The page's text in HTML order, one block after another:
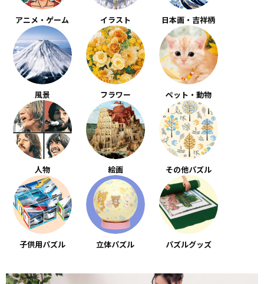
アニメ・ゲーム イラスト 日本画・吉祥柄
風景 フラワー ペット・動物
人物 絵画 その他パズル
子供用パズル 立体パズル パズルグッズ